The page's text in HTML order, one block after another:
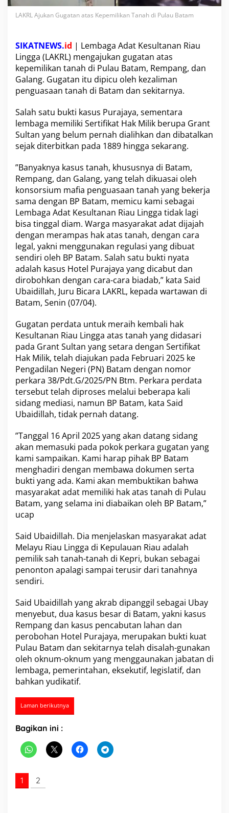
a
s
p
e
m
i
l
i
a
n
T
a
n
d
i
P
u
l
a
u
B
a
t
a
m
LAKRL Ajukan Gugatan atas Kepemilikan Tanah di Pulau Batam
SIKATNEWS.id | Lembaga Adat Kesultanan Riau
Lingga (LAKRL) mengajukan gugatan atas
kepemilikan tanah di Pulau Batam, Rempang, dan
Galang. Gugatan itu dipicu oleh kezaliman
penguasaan tanah di Batam dan sekitarnya.
Salah satu bukti kasus Purajaya, sementara
lembaga memiliki Sertifikat Hak Milik berupa Grant
Sultan yang belum pernah dialihkan dan dibatalkan
sejak diterbitkan pada 1889 hingga sekarang.
”Banyaknya kasus tanah, khususnya di Batam,
Rempang, dan Galang, yang telah dikuasai oleh
konsorsium mafia penguasaan tanah yang bekerja
sama dengan BP Batam, memicu kami sebagai
Lembaga Adat Kesultanan Riau Lingga tidak lagi
bisa tinggal diam. Warga masyarakat adat dijajah
dengan merampas hak atas tanah, dengan cara
legal, yakni menggunakan regulasi yang dibuat
sendiri oleh BP Batam. Salah satu bukti nyata
adalah kasus Hotel Purajaya yang dicabut dan
dirobohkan dengan cara-cara biadab,” kata Said
Ubaidillah, Juru Bicara LAKRL, kepada wartawan di
Batam, Senin (07/04).
Gugatan perdata untuk meraih kembali hak
Kesultanan Riau Lingga atas tanah yang didasari
pada Grant Sultan yang setara dengan Sertifikat
Hak Milik, telah diajukan pada Februari 2025 ke
Pengadilan Negeri (PN) Batam dengan nomor
perkara 38/Pdt.G/2025/PN Btm. Perkara perdata
tersebut telah diproses melalui beberapa kali
sidang mediasi, namun BP Batam, kata Said
Ubaidillah, tidak pernah datang.
”Tanggal 16 April 2025 yang akan datang sidang
akan memasuki pada pokok perkara gugatan yang
kami sampaikan. Kami harap pihak BP Batam
menghadiri dengan membawa dokumen serta
bukti yang ada. Kami akan membuktikan bahwa
masyarakat adat memiliki hak atas tanah di Pulau
Batam, yang selama ini diabaikan oleh BP Batam,”
ucap
Said Ubaidillah. Dia menjelaskan masyarakat adat
Melayu Riau Lingga di Kepulauan Riau adalah
pemilik sah tanah-tanah di Kepri, bukan sebagai
penonton apalagi sampai terusir dari tanahnya
sendiri.
Said Ubaidillah yang akrab dipanggil sebagai Ubay
menyebut, dua kasus besar di Batam, yakni kasus
Rempang dan kasus pencabutan lahan dan
perobohan Hotel Purajaya, merupakan bukti kuat
Pulau Batam dan sekitarnya telah disalah-gunakan
oleh oknum-oknum yang menggaunakan jabatan di
lembaga, pemerintahan, eksekutif, legislatif, dan
bahkan yudikatif.
Laman berikutnya
Bagikan ini :
1 2